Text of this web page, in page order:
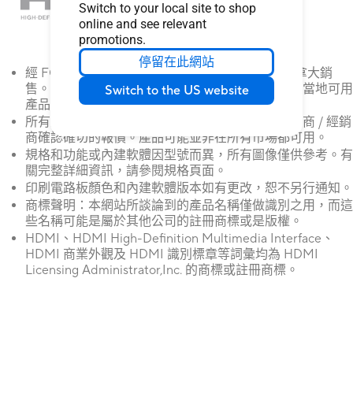
Switch to your local site to shop
online and see relevant
promotions.
停留在此網站
Switch to the US website
經 FCC和加拿大工業部認證的產品將在美國和加拿大銷
售。請參閱華碩美國和華碩加拿大網站，瞭解有關當地可用
產品的資訊。
所有規格如有更改，恕不另行通知。請與您的供應商 / 經銷
商確認確切的報價。產品可能並非在所有市場都可用。
規格和功能或內建軟體因型號而異，所有圖像僅供參考。有
關完整詳細資訊，請參閱規格頁面。
印刷電路板顏色和內建軟體版本如有更改，恕不另行通知。
商標聲明：本網站所談論到的產品名稱僅做識別之用，而這
些名稱可能是屬於其他公司的註冊商標或是版權。
HDMI、HDMI High-Definition Multimedia Interface、
HDMI 商業外觀及 HDMI 識別標章等詞彙均為 HDMI
Licensing Administrator,Inc. 的商標或註冊商標。